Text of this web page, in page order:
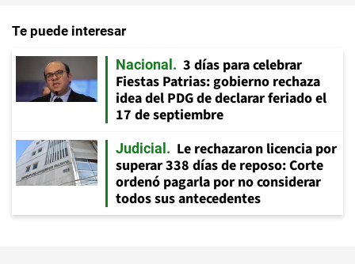
Te puede interesar
Nacional
3 días para celebrar
Fiestas Patrias: gobierno rechaza
idea del PDG de declarar feriado el
17 de septiembre
Judicial
Le rechazaron licencia por
superar 338 días de reposo: Corte
ordenó pagarla por no considerar
todos sus antecedentes